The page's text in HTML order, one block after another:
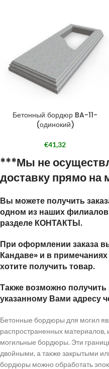
Бетонный бордюр BA-11-
(одинокий)
€41,32
***Мы не
доставку прямо
Вы можете получить
одном из наших
разделе КОНТАКТЫ.
При оформлении заказа
Кандаве» и в
хотите получить товар.
Также возможно
указанному Вами адресу
Бетонные бордюры для могил
распространенных материалов,
могильные бордюры. Эти
двойными, а также закрытыми
бордюры можно обработать